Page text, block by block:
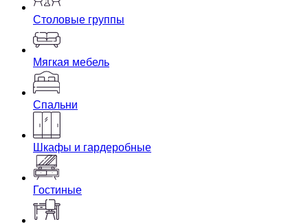
Столовые группы
Мягкая мебель
Спальни
Шкафы и гардеробные
Гостиные